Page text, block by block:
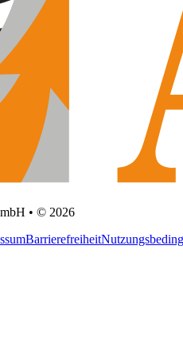
• © 2026
Barrierefreiheit